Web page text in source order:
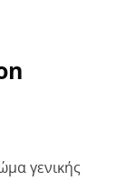
γενικής